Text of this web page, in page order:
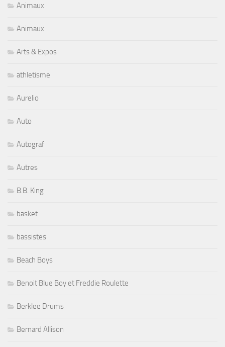
Animaux
Animaux
Arts & Expos
athletisme
Aurelio
Auto
Autograf
Autres
B.B. King
basket
bassistes
Beach Boys
Benoit Blue Boy et Freddie Roulette
Berklee Drums
Bernard Allison